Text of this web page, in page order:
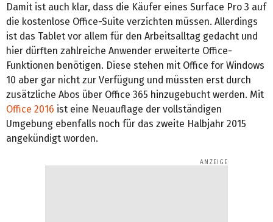
Damit ist auch klar, dass die Käufer eines Surface Pro 3 auf
die kostenlose Office-Suite verzichten müssen. Allerdings
ist das Tablet vor allem für den Arbeitsalltag gedacht und
hier dürften zahlreiche Anwender erweiterte Office-
Funktionen benötigen. Diese stehen mit Office for Windows
10 aber gar nicht zur Verfügung und müssten erst durch
zusätzliche Abos über Office 365 hinzugebucht werden. Mit
Office 2016 ist eine Neuauflage der vollständigen
Umgebung ebenfalls noch für das zweite Halbjahr 2015
angekündigt worden.